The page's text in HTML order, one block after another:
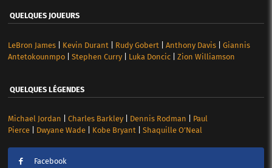
QUELQUES JOUEURS
LeBron James| Kevin Durant Rudy Gobert Anthony Davis| Giannis
Antetokounmpo| Stephen Curry| Luka Doncic| Zion Williamson
QUELQUES LÉGENDES
Michael Jordan Charles Barkley| Dennis Rodman
Paul
Pierce| Dwyane Wade| Kobe Bryant| Shaquille O’Neal
Facebook